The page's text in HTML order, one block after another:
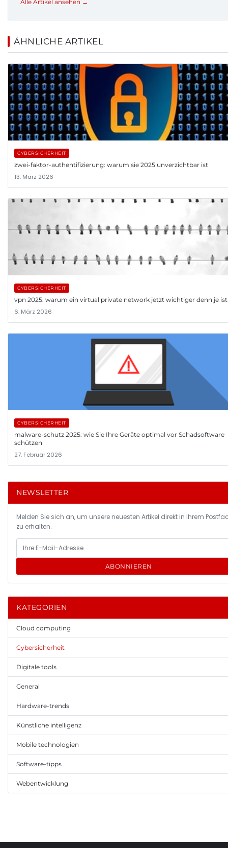
Alle Artikel ansehen →
ÄHNLICHE ARTIKEL
CYBERSICHERHEIT
zwei-faktor-authentifizierung: warum sie 2025 unverzichtbar ist
13. März 2026
CYBERSICHERHEIT
vpn 2025: warum ein virtual private network jetzt wichtiger denn je ist
6. März 2026
CYBERSICHERHEIT
malware-schutz 2025: wie Sie Ihre Geräte optimal vor Schadsoftware
schützen
27. Februar 2026
NEWSLETTER
Melden Sie sich an, um unsere neuesten Artikel direkt in Ihrem
zu erhalten.
ABONNIEREN
KATEGORIEN
Cloud computing
Cybersicherheit
Digitale tools
General
Hardware-trends
Künstliche intelligenz
Mobile technologien
Software-tipps
Webentwicklung